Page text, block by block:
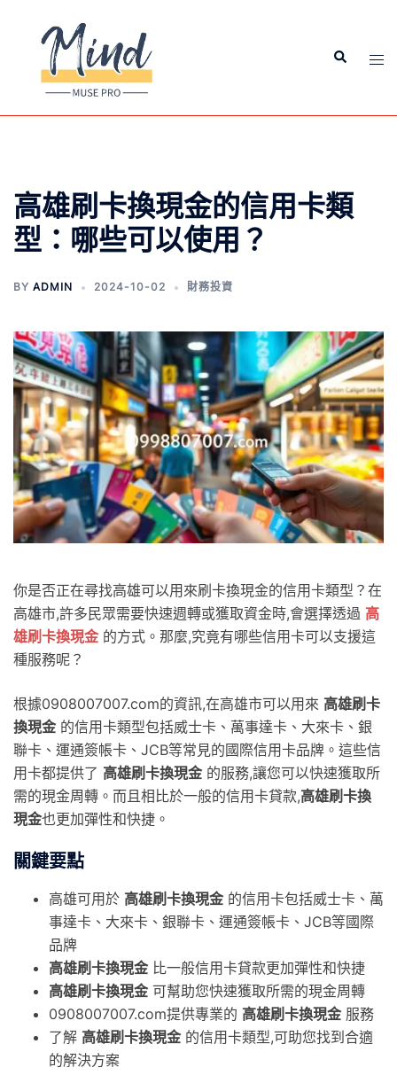
高雄刷卡換現金的信用卡類
型：哪些可以使用？
BY ADMIN 2024-10-02 財務投資
你是否正在尋找高雄可以用來刷卡換現金的信用卡類型？在
高雄市,許多民眾需要快速週轉或獲取資金時,會選擇透過 高
雄刷卡換現金 的方式。那麼,究竟有哪些信用卡可以支援這
種服務呢？
根據0908007007.com的資訊,在高雄市可以用來 高雄刷卡
換現金 的信用卡類型包括威士卡、萬事達卡、大來卡、銀
聯卡、運通簽帳卡、JCB等常見的國際信用卡品牌。這些信
用卡都提供了 高雄刷卡換現金 的服務,讓您可以快速獲取所
需的現金周轉。而且相比於一般的信用卡貸款,高雄刷卡換
現金也更加彈性和快捷。
關鍵要點
高雄可用於 高雄刷卡換現金 的信用卡包括威士卡、萬
事達卡、大來卡、銀聯卡、運通簽帳卡、JCB等國際
品牌
高雄刷卡換現金 比一般信用卡貸款更加彈性和快捷
高雄刷卡換現金 可幫助您快速獲取所需的現金周轉
0908007007.com提供專業的 高雄刷卡換現金 服務
了解 高雄刷卡換現金 的信用卡類型,可助您找到合適
的解決方案